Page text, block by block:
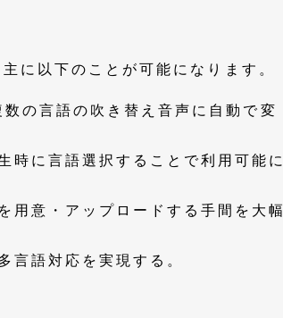
に以下のことが可能になります。
の言語の吹き替え音声に自動で変
時に言語選択することで利用可能に
用意・アップロードする手間を大幅
言語対応を実現する。